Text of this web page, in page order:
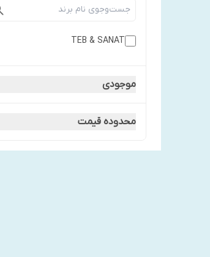
TEB & SANAT
موجودی
محدوده قیمت